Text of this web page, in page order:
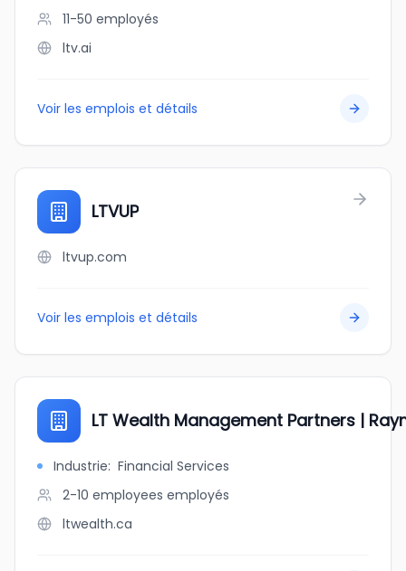
11-50 employés
ltv.ai
Voir les emplois et détails
LTVUP
ltvup.com
Voir les emplois et détails
LT Wealth Management Partners |
Industrie: Financial Services
2-10 employees employés
ltwealth.ca